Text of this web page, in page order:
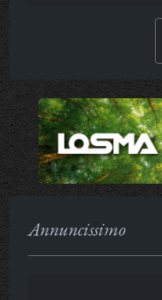
Annuncissimo